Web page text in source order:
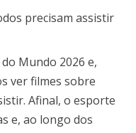
Mundo 2026 e,
ver filmes sobre
Afinal, o esporte
e, ao longo dos